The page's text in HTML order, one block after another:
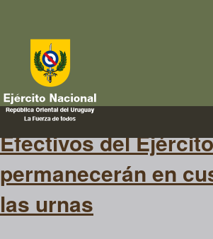
referéndum
Efectivos del
permanecerán en
las urnas